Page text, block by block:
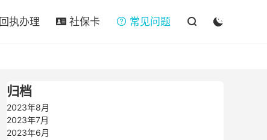
回执办理  社保卡  常见问题  
归档
2023年8月
2023年7月
2023年6月